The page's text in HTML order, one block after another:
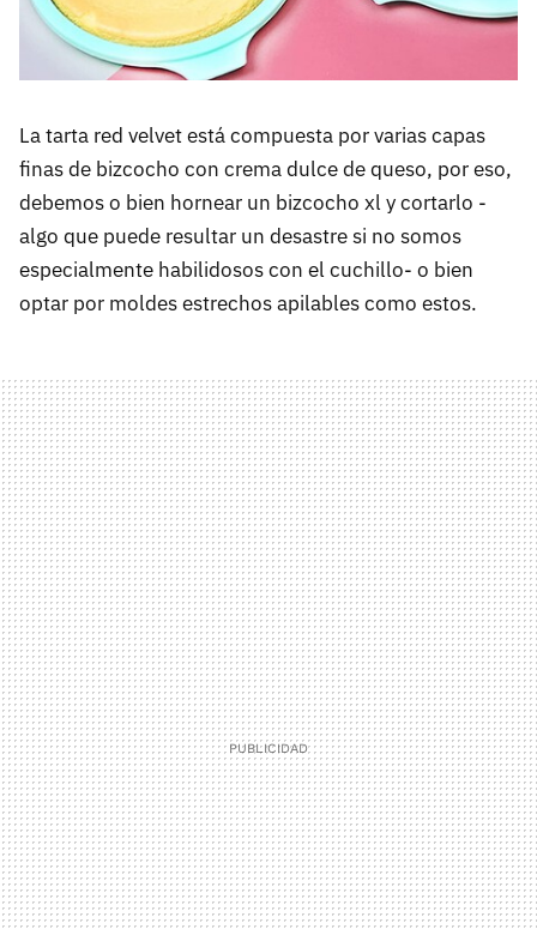
La tarta red velvet está compuesta por varias capas
finas de bizcocho con crema dulce de queso, por eso,
debemos o bien hornear un bizcocho xl y cortarlo -
algo que puede resultar un desastre si no somos
especialmente habilidosos con el cuchillo- o bien
optar por moldes estrechos apilables como estos.